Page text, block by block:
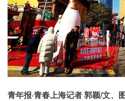
青年报·青春上海记者 郭颖/文、